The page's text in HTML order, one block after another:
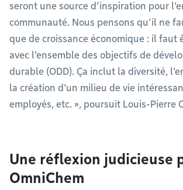
seront une source d’inspiration pour
communauté. Nous pensons qu’il ne
que de croissance économique : il faut
avec l’ensemble des objectifs de
durable (ODD). Ça inclut la diversité,
la création d’un milieu de vie
employés, etc. », poursuit Louis-Pierre
Une réflexion judicieuse
OmniChem